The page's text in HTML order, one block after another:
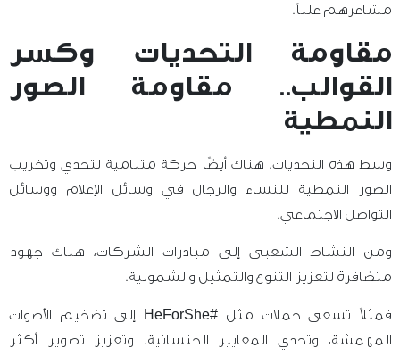
مشاعرهم علناً.
مقاومة التحديات وكسر
القوالب.. مقاومة الصور
النمطية
وسط هذه التحديات، هناك أيضًا حركة متنامية لتحدي وتخريب
الصور النمطية للنساء والرجال في وسائل الإعلام ووسائل
التواصل الاجتماعي.
ومن النشاط الشعبي إلى مبادرات الشركات، هناك جهود
متضافرة لتعزيز التنوع والتمثيل والشمولية.
فمثلاً تسعى حملات مثل #HeForShe
إلى تضخيم الأصوات
المهمشة، وتحدي المعايير الجنسانية، وتعزيز تصوير أكثر